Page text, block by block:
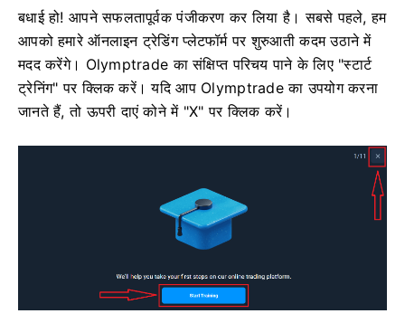
बधाई हो! आपने सफलतापूर्वक पंजीकरण कर लिया है। सबसे पहले, हम
आपको हमारे ऑनलाइन ट्रेडिंग प्लेटफॉर्म पर शुरुआती कदम उठाने में
मदद करेंगे। Olymptrade का संक्षिप्त परिचय पाने के लिए "स्टार्ट
ट्रेनिंग" पर क्लिक करें। यदि आप Olymptrade का उपयोग करना
जानते हैं, तो ऊपरी दाएं कोने में "X" पर क्लिक करें।